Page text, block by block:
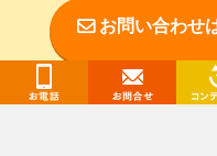
お問い合わせ